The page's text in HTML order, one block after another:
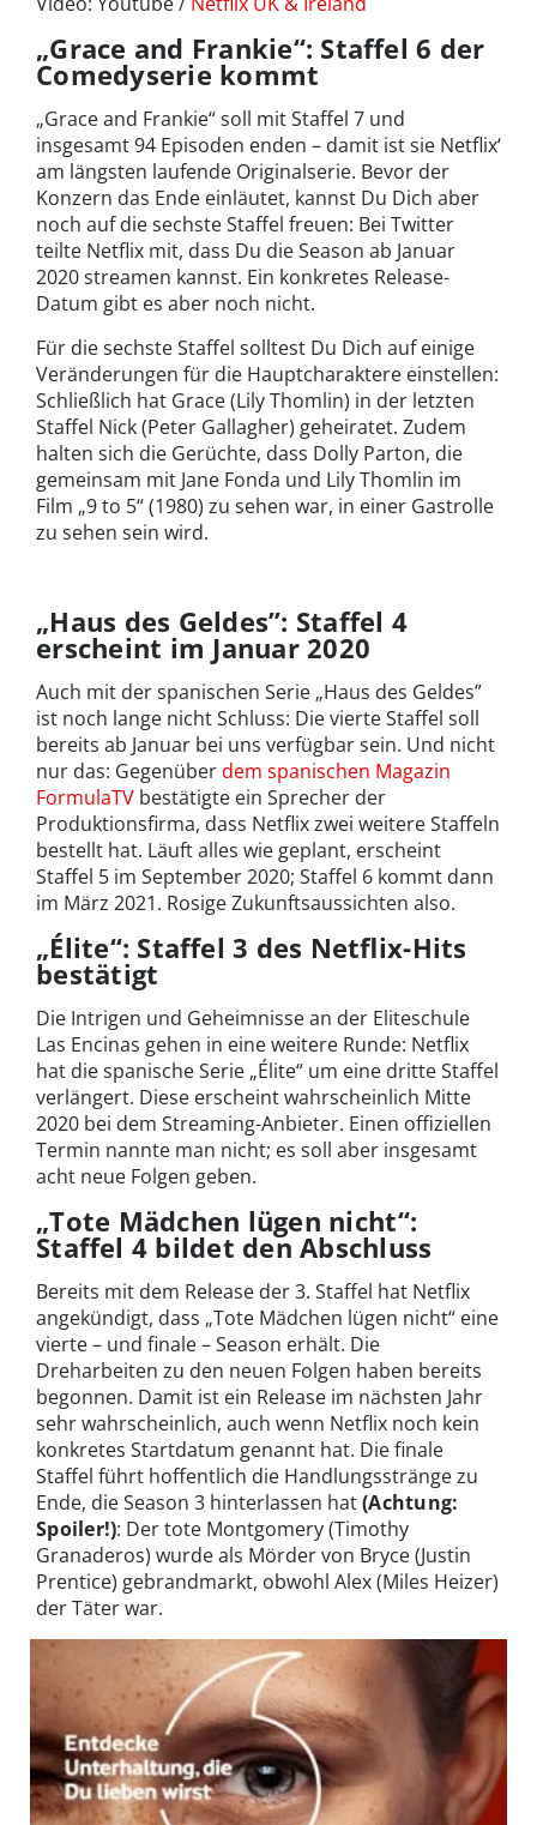
„Grace and Frankie“: Staffel 6 der
Comedyserie kommt
„Grace and Frankie“ soll mit Staffel 7 und
insgesamt 94 Episoden enden – damit ist sie Netflix‘
am längsten laufende Originalserie. Bevor der
Konzern das Ende einläutet, kannst Du Dich aber
noch auf die sechste Staffel freuen: Bei Twitter
teilte Netflix mit, dass Du die Season ab Januar
2020 streamen kannst. Ein konkretes Release-
Datum gibt es aber noch nicht.
Für die sechste Staffel solltest Du Dich auf einige
Veränderungen für die Hauptcharaktere einstellen:
Schließlich hat Grace (Lily Thomlin) in der letzten
Staffel Nick (Peter Gallagher) geheiratet. Zudem
halten sich die Gerüchte, dass Dolly Parton, die
gemeinsam mit Jane Fonda und Lily Thomlin im
Film „9 to 5“ (1980) zu sehen war, in einer Gastrolle
zu sehen sein wird.
„Haus des Geldes”: Staffel 4
erscheint im Januar 2020
Auch mit der spanischen Serie „Haus des Geldes”
ist noch lange nicht Schluss: Die vierte Staffel soll
bereits ab Januar bei uns verfügbar sein. Und nicht
nur das: Gegenüberdem spanischen Magazin
FormulaTV bestätigte ein Sprecher der
Produktionsfirma, dass Netflix zwei weitere Staffeln
bestellt hat. Läuft alles wie geplant, erscheint
Staffel 5 im September 2020; Staffel 6 kommt dann
im März 2021. Rosige Zukunftsaussichten also.
„Élite“: Staffel 3 des Netflix-Hits
bestätigt
Die Intrigen und Geheimnisse an der Eliteschule
Las Encinas gehen in eine weitere Runde: Netflix
hat die spanische Serie „Élite“ um eine dritte Staffel
verlängert. Diese erscheint wahrscheinlich Mitte
2020 bei dem Streaming-Anbieter. Einen offiziellen
Termin nannte man nicht; es soll aber insgesamt
acht neue Folgen geben.
„Tote Mädchen lügen nicht“:
Staffel 4 bildet den Abschluss
Bereits mit dem Release der 3. Staffel hat Netflix
angekündigt, dass „Tote Mädchen lügen nicht“ eine
vierte – und finale – Season erhält. Die
Dreharbeiten zu den neuen Folgen haben bereits
begonnen. Damit ist ein Release im nächsten Jahr
sehr wahrscheinlich, auch wenn Netflix noch kein
konkretes Startdatum genannt hat. Die finale
Staffel führt hoffentlich die Handlungsstränge zu
Ende, die Season 3 hinterlassen hat(Achtung:
Spoiler!): Der tote Montgomery (Timothy
Granaderos) wurde als Mörder von Bryce (Justin
Prentice) gebrandmarkt, obwohl Alex (Miles Heizer)
der Täter war.